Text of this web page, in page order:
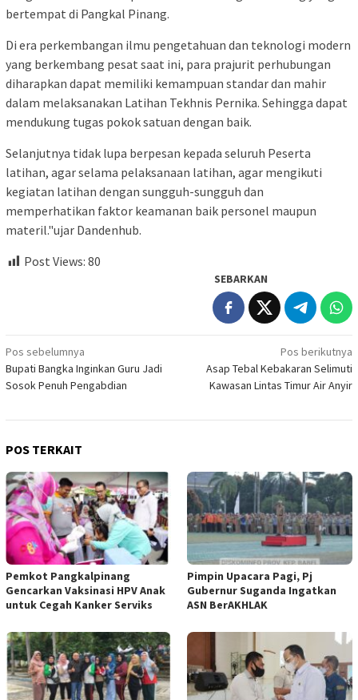
bertempat di Pangkal Pinang.
Di era perkembangan ilmu pengetahuan dan teknologi modern
yang berkembang pesat saat ini, para prajurit perhubungan
diharapkan dapat memiliki kemampuan standar dan mahir
dalam melaksanakan Latihan Tekhnis Pernika. Sehingga dapat
mendukung tugas pokok satuan dengan baik.
Selanjutnya tidak lupa berpesan kepada seluruh Peserta
latihan, agar selama pelaksanaan latihan, agar mengikuti
kegiatan latihan dengan sungguh-sungguh dan
memperhatikan faktor keamanan baik personel maupun
materil."ujar Dandenhub.
Post Views: 80
SEBARKAN
Navigasi
pos
Pos sebelumnya
Bupati Bangka Inginkan Guru Jadi
Sosok Penuh Pengabdian
Pos berikutnya
Asap Tebal Kebakaran Selimuti
Kawasan Lintas Timur Air Anyir
POS TERKAIT
Pemkot Pangkalpinang
Gencarkan Vaksinasi HPV Anak
untuk Cegah Kanker Serviks
Pimpin Upacara Pagi, Pj
Gubernur Suganda Ingatkan
ASN BerAKHLAK